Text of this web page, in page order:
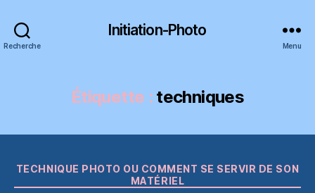
Recherche
Initiation-Photo
Menu
Étiquette : techniques
Catégories
TECHNIQUE PHOTO OU COMMENT SE SERVIR DE SON
MATÉRIEL